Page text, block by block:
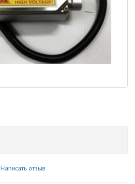
Написать отзыв